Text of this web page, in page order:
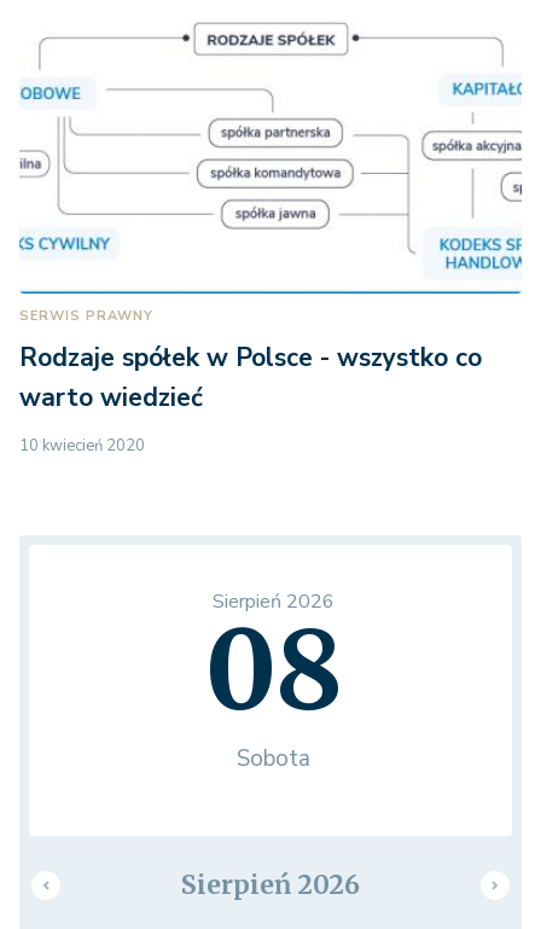
SERWIS PRAWNY
Rodzaje spółek w Polsce - wszystko co
warto wiedzieć
10 kwiecień 2020
Sierpień 2026
08
Sobota
Sierpień 2026